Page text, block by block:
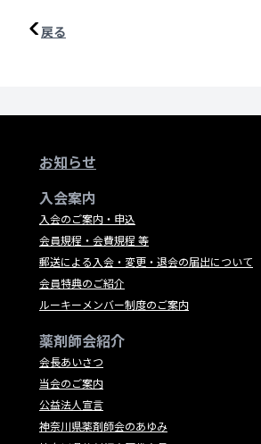
戻る
お知らせ
入会案内
入会のご案内・申込
会員規程・会費規程 等
郵送による入会・変更・退会の届出について
会員特典のご紹介
ルーキーメンバー制度のご案内
薬剤師会紹介
会長あいさつ
当会のご案内
公益法人宣言
神奈川県薬剤師会のあゆみ